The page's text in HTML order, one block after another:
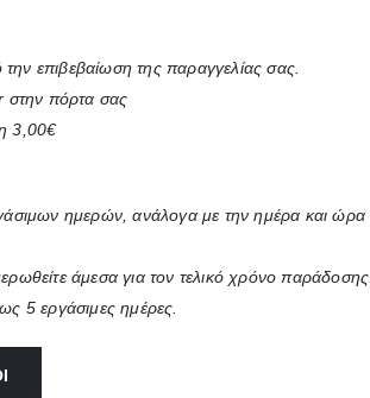
επιβεβαίωση της παραγγελίας σας.
στην πόρτα σας
3,00€
ημερών, ανάλογα με την ημέρα και ώρα
άμεσα για τον τελικό χρόνο παράδοσης.
5 εργάσιμες ημέρες.